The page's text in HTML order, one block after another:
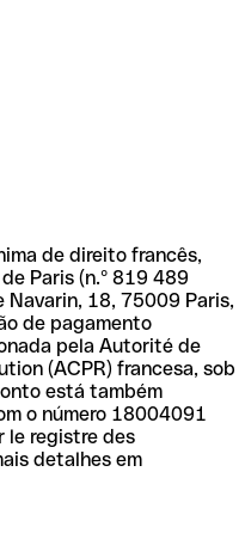
de direito francês,
Paris (n.º 819 489
Navarin, 18, 75009 Paris,
de pagamento
pela Autorité de
(ACPR) francesa, sob
está também
o número 18004091
le registre des
detalhes em